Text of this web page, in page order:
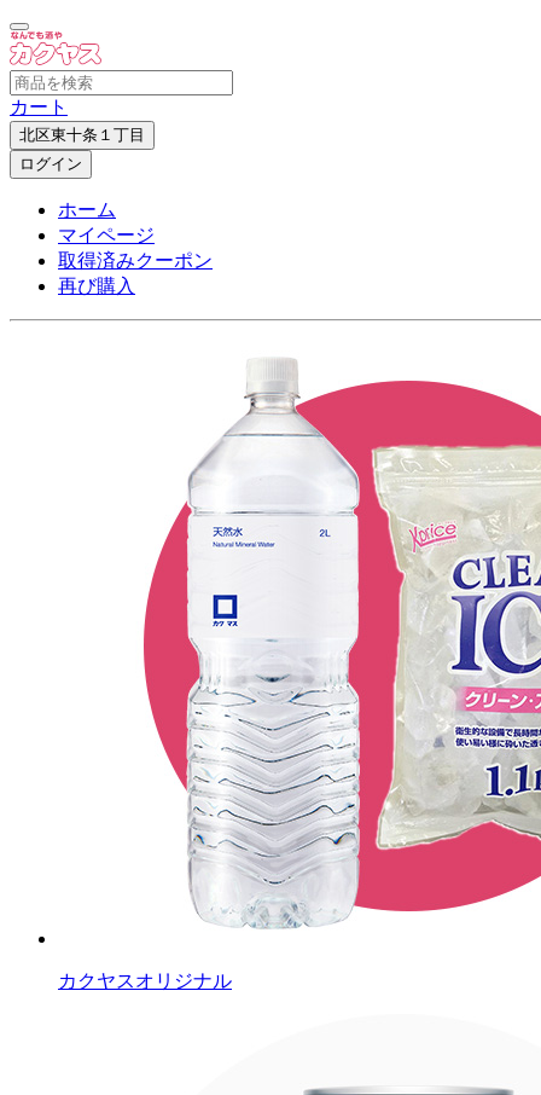
カート
北区東十条１丁目
ログイン
ホーム
マイページ
取得済みクーポン
再び購入
カクヤスオリジナル